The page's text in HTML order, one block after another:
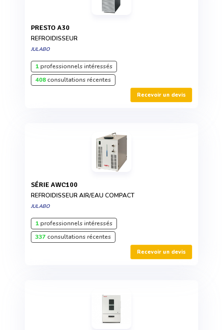
PRESTO A30
REFROIDISSEUR
JULABO
1professionnels intéressés
408consultations récentes
Recevoir un devis
SÉRIE AWC100
REFROIDISSEUR AIR/EAU COMPACT
JULABO
1professionnels intéressés
337consultations récentes
Recevoir un devis